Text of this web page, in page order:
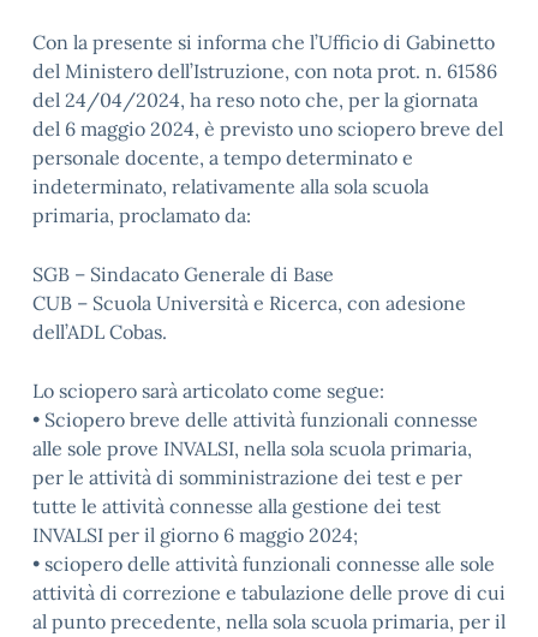
Con la presente si informa che l’Ufficio di Gabinetto
del Ministero dell’Istruzione, con nota prot. n. 61586
del 24/04/2024, ha reso noto che, per la giornata
del 6 maggio 2024, è previsto uno sciopero breve del
personale docente, a tempo determinato e
indeterminato, relativamente alla sola scuola
primaria, proclamato da:
SGB – Sindacato Generale di Base
CUB – Scuola Università e Ricerca, con adesione
dell’ADL Cobas.
Lo sciopero sarà articolato come segue:
• Sciopero breve delle attività funzionali connesse
alle sole prove INVALSI, nella sola scuola primaria,
per le attività di somministrazione dei test e per
tutte le attività connesse alla gestione dei test
INVALSI per il giorno 6 maggio 2024;
• sciopero delle attività funzionali connesse alle sole
attività di correzione e tabulazione delle prove di cui
al punto precedente, nella sola scuola primaria, per il